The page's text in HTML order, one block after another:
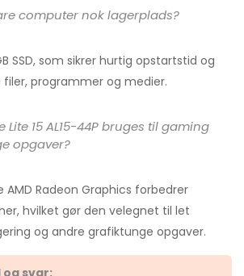
computer nok lagerplads?
SSD, som sikrer hurtig opstartstid og
filer, programmer og medier.
Lite 15 AL15-44P bruges til gaming
opgaver?
AMD Radeon Graphics forbedrer
hvilket gør den velegnet til let
og andre grafiktunge opgaver.
og svar: